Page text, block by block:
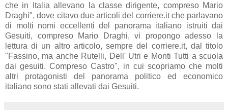
che in Italia allevano la classe dirigente, compreso Mario
Draghi", dove citavo due articoli del corriere.it che parlavano
di molti nomi eccellenti del panorama italiano istruiti dai
Gesuiti, compreso Mario Draghi, vi propongo adesso la
lettura di un altro articolo, sempre del corriere.it, dal titolo
"Fassino, ma anche Rutelli, Dell' Utri e Monti Tutti a scuola
dai gesuiti. Compreso Castro", in cui scopriamo che molti
altri protagonisti del panorama politico ed economico
italiano sono stati allevati dai Gesuiti.